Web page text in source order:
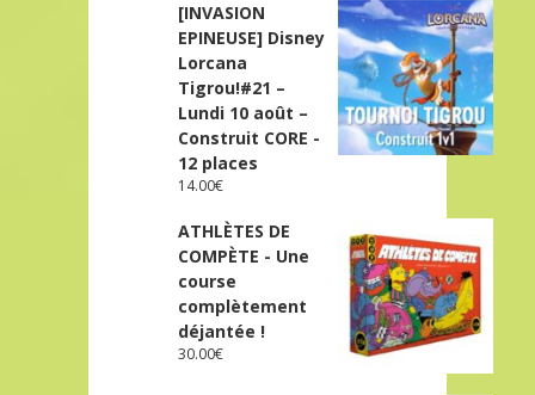
[INVASION
EPINEUSE] Disney
Lorcana
Tigrou!#21 –
Lundi 10 août –
Construit CORE -
12 places
14.00€
ATHLÈTES DE
COMPÈTE - Une
course
complètement
déjantée !
30.00€